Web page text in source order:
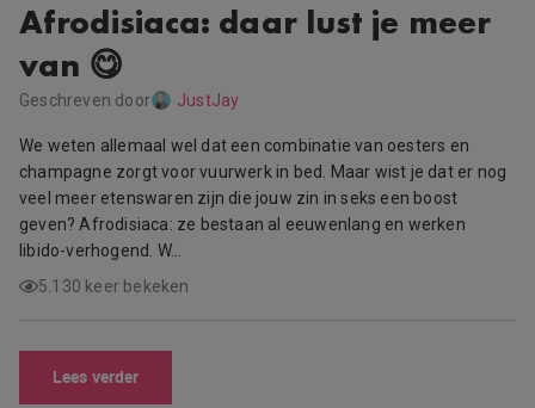
Afrodisiaca: daar lust je meer
van 😋
Geschreven door JustJay
We weten allemaal wel dat een combinatie van oesters en
champagne zorgt voor vuurwerk in bed. Maar wist je dat er nog
veel meer etenswaren zijn die jouw zin in seks een boost
geven? Afrodisiaca: ze bestaan al eeuwenlang en werken
libido-verhogend. W…
5.130 keer bekeken
Lees verder